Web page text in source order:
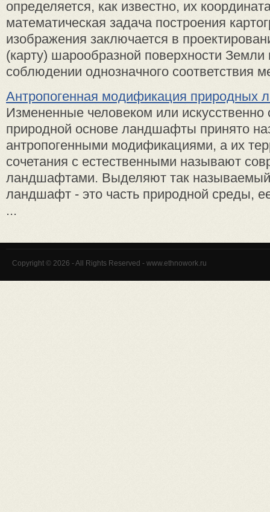
определяется, как известно, их
математическая задача построения
изображения заключается в
(карту) шарообразной поверхности Земли
соблюдении однозначного соответствия
Антропогенная модификация природных
Измененные человеком или
природной основе ландшафты принято
антропогенными модификациями, а их
сочетания с естественными называют
ландшафтами. Выделяют так называемый
ландшафт - это часть природной среды,
...
Copyright © 2026 - All Rights Reserved - www.ethnowork.ru